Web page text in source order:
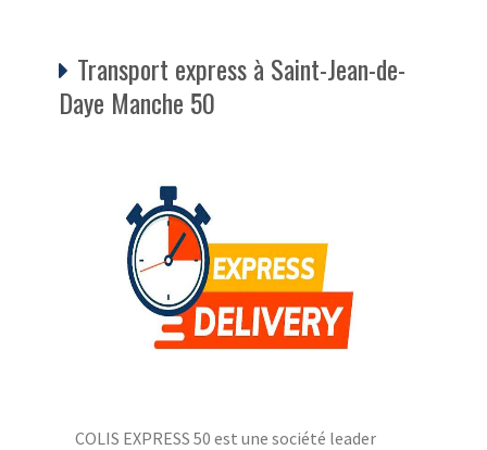
Transport express à Saint-Jean-de-
Daye Manche 50
COLIS EXPRESS 50 est une société leader